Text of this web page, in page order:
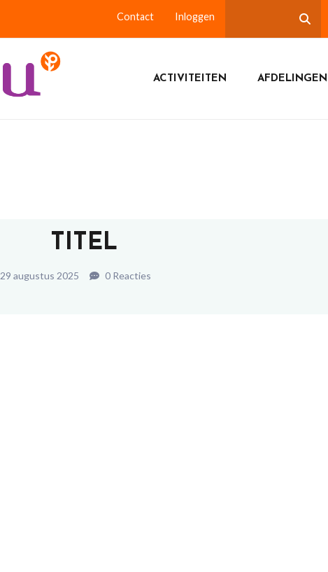
Contact Inloggen
ACTIVITEITEN AFDELINGEN
TITEL
29 augustus 2025 0 Reacties